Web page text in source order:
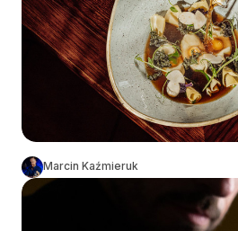
Marcin Kaźmieruk